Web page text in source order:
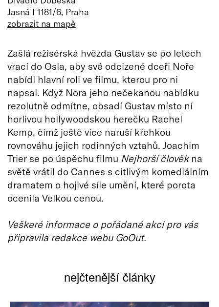
Jasná I 1181/6, Praha
zobrazit na mapě
Zašlá režisérská hvězda Gustav se po letech
vrací do Osla, aby své odcizené dceři Noře
nabídl hlavní roli ve filmu, kterou pro ni
napsal. Když Nora jeho nečekanou nabídku
rezolutně odmítne, obsadí Gustav místo ní
horlivou hollywoodskou herečku Rachel
Kemp, čímž ještě více naruší křehkou
rovnováhu jejich rodinných vztahů. Joachim
Trier se po úspěchu filmu Nejhorší člověkna
světě vrátil do Cannes s citlivým komediálním
dramatem o hojivé síle umění, které porota
ocenila Velkou cenou.
Veškeré informace o pořádané akci pro vás
připravila redakce webu GoOut.
nejčtenější články